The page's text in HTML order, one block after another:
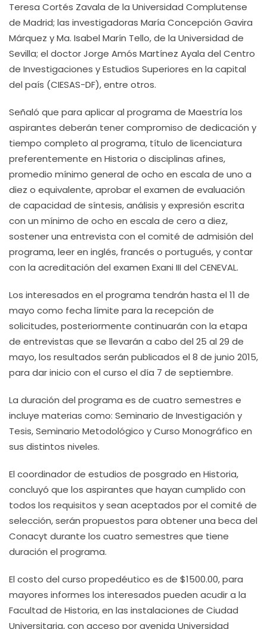
Teresa Cortés Zavala de la Universidad Complutense
de Madrid; las investigadoras María Concepción Gavira
Márquez y Ma. Isabel Marín Tello, de la Universidad de
Sevilla; el doctor Jorge Amós Martínez Ayala del Centro
de Investigaciones y Estudios Superiores en la capital
del país (CIESAS-DF), entre otros.
Señaló que para aplicar al programa de Maestría los
aspirantes deberán tener compromiso de dedicación y
tiempo completo al programa, título de licenciatura
preferentemente en Historia o disciplinas afines,
promedio mínimo general de ocho en escala de uno a
diez o equivalente, aprobar el examen de evaluación
de capacidad de síntesis, análisis y expresión escrita
con un mínimo de ocho en escala de cero a diez,
sostener una entrevista con el comité de admisión del
programa, leer en inglés, francés o portugués, y contar
con la acreditación del examen Exani III del CENEVAL.
Los interesados en el programa tendrán hasta el 11 de
mayo como fecha límite para la recepción de
solicitudes, posteriormente continuarán con la etapa
de entrevistas que se llevarán a cabo del 25 al 29 de
mayo, los resultados serán publicados el 8 de junio 2015,
para dar inicio con el curso el día 7 de septiembre.
La duración del programa es de cuatro semestres e
incluye materias como: Seminario de Investigación y
Tesis, Seminario Metodológico y Curso Monográfico en
sus distintos niveles.
El coordinador de estudios de posgrado en Historia,
concluyó que los aspirantes que hayan cumplido con
todos los requisitos y sean aceptados por el comité de
selección, serán propuestos para obtener una beca del
Conacyt durante los cuatro semestres que tiene
duración el programa.
El costo del curso propedéutico es de $1500.00, para
mayores informes los interesados pueden acudir a la
Facultad de Historia, en las instalaciones de Ciudad
Universitaria, con acceso por avenida Universidad